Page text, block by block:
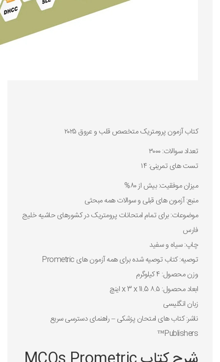
کتاب آزمون پرومتریک متخصص قلب و عروق ۲۰۲۵
تعداد سوالات: ۳۰۰۰
تست های تمرینی: ۱۴
میزان موفقیت: بیش از ۸۰%
منبع: آزمون های قبلی و سوالات همه مبحثی
موضوعات: برای تمام امتحانات پرومتریک در کشورهای حاشیه خلیج
فارس
چاپ: سیاه و سفید
توصیه: کتاب توصیه شده برای همه آزمون های Prometric
وزن محصول: ۴ کیلوگرم
ابعاد محصول: ۸.۵ x 3 x 11.5 اینچ
زبان انگلیسی
ناشر: کتاب های امتحان پزشکی – راهنمای دسترسی سریع
Publishers™